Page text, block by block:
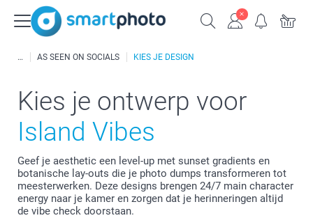
AS SEEN ON SOCIALS KIES JE DESIGN
Kies je ontwerp voor
Island Vibes
Geef je aesthetic een level-up met sunset gradients en
botanische lay-outs die je photo dumps transformeren tot
meesterwerken. Deze designs brengen 24/7 main character
energy naar je kamer en zorgen dat je herinneringen altijd
de vibe check doorstaan.